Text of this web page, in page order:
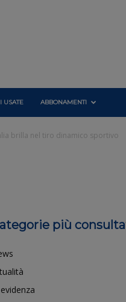
USATE ABBONAMENTI
brilla nel tiro dinamico sportivo
più